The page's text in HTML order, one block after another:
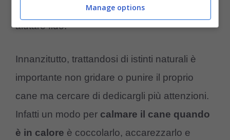
sono alcune cose che potreste fare per
aiutare fido.
Innanzitutto, trattandosi di istinti naturali è
importante non gridare o punire il proprio
cane ma cercare di dedicargli più attenzioni.
Infatti un modo per calmare il cane quando
è in calore è coccolarlo, accarezzarlo e
Manage options